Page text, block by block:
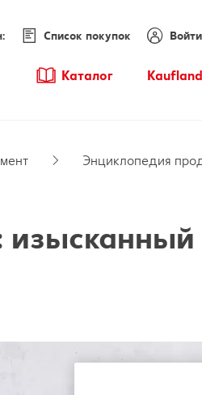
Каталог
Войти
Список покупок
Энциклопедия